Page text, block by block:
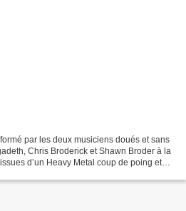
par les deux musiciens doués et sans
Chris Broderick et Shawn Broder à la
d’un Heavy Metal coup de poing et